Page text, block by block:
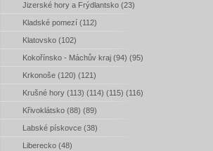
Jizerské hory a Frýdlantsko (23)
Kladské pomezí (112)
Klatovsko (102)
Kokořínsko - Máchův kraj (94) (95)
Krkonoše (120) (121)
Krušné hory (113) (114) (115) (116)
Křivoklátsko (88) (89)
Labské pískovce (38)
Liberecko (48)